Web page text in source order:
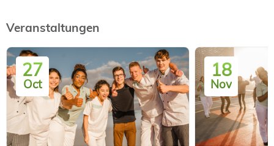
Veranstaltungen
27
Oct
18
Nov